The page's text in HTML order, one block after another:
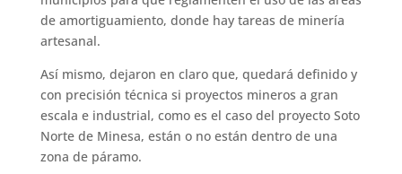
de amortiguamiento, donde hay tareas de minería
artesanal.
Así mismo, dejaron en claro que, quedará definido y
con precisión técnica si proyectos mineros a gran
escala e industrial, como es el caso del proyecto Soto
Norte de Minesa, están o no están dentro de una
zona de páramo.